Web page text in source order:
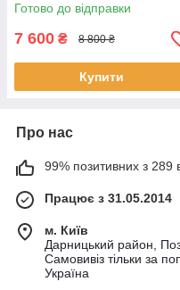
Готово до відправки
7 600 ₴ 8 800 ₴
Купити
Про нас
99% позитивних з 289
Працює з 31.05.2014
м. Київ
Дарницький район,
Самовивіз тільки за
Україна